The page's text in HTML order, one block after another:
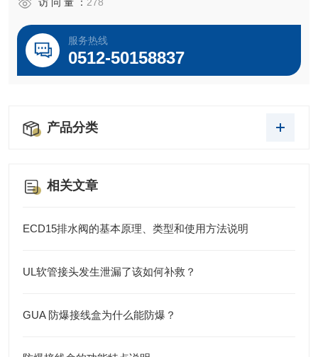
服务热线
0512-50158837
产品分类
相关文章
ECD15排水阀的基本原理、类型和使用方法说明
UL软管接头发生泄漏了该如何补救？
GUA 防爆接线盒为什么能防爆？